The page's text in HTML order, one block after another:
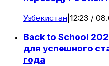
Узбекистан 12:23 /
Back to School
для успешного
года